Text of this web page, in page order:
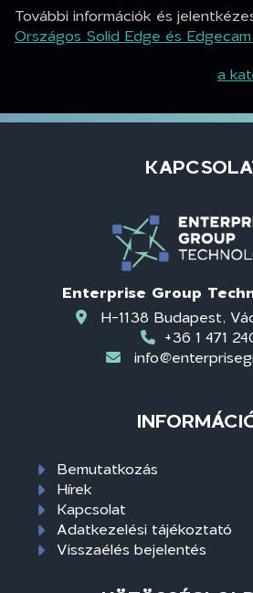
További információk és
Országos Solid Edge és
a
Enterprise Group
H-1138 Budapest,
+36 1 471
Bemutatkozás
Hírek
Kapcsolat
Adatkezelési tájékoztató
Visszaélés bejelentés